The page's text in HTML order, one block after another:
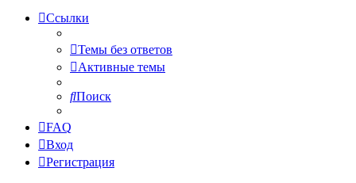
Ссылки
Темы без ответов
Активные темы
Поиск
FAQ
Вход
Регистрация